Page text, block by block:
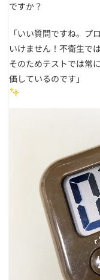
ですか？
「いい質問ですね。プ
いけません！不衛生で
そのためテストでは常
価しているのです」